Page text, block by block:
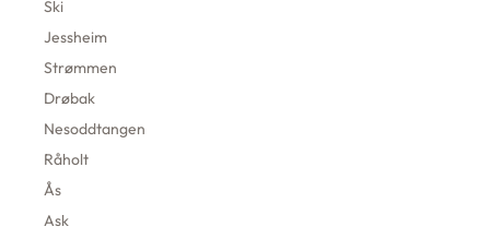
Ski
Jessheim
Strømmen
Drøbak
Nesoddtangen
Råholt
Ås
Ask